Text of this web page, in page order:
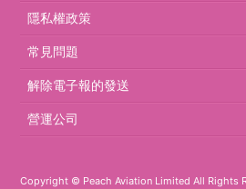
隱私權政策
常見問題
解除電子報的發送
營運公司
Copyright © Peach Aviation Limited All Rights